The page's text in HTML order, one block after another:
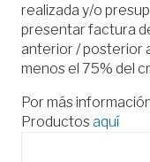
realizada y/o
presentar factura
anterior / posterior
menos el 75% del
Por más
Productos aquí